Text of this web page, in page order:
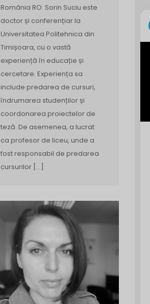
România RO: Sorin Suciu este
doctor și conferențiar la
Universitatea Politehnica din
Timișoara, cu o vastă
experiență în educație și
cercetare. Experiența sa
include predarea de cursuri,
îndrumarea studenților și
coordonarea proiectelor de
teză. De asemenea, a lucrat
ca profesor de liceu, unde a
fost responsabil de predarea
cursurilor […]